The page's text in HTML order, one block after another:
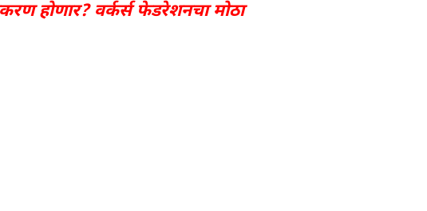
होणार? वर्कर्स फेडरेशनचा मोठा